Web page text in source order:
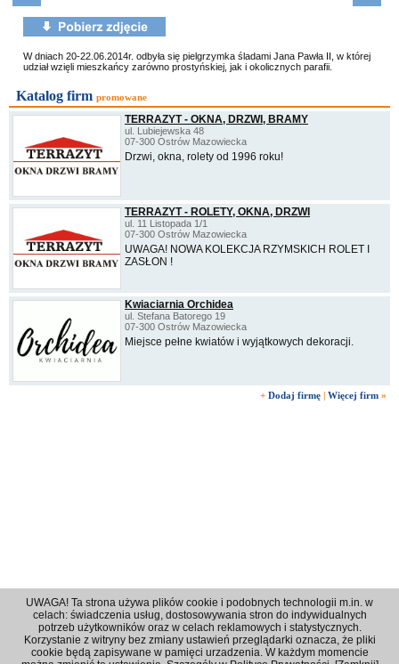
W dniach 20-22.06.2014r. odbyła się pielgrzymka śladami Jana Pawła II, w której
udział wzięli mieszkańcy zarówno prostyńskiej, jak i okolicznych parafii.
Katalog firm promowane
TERRAZYT - OKNA, DRZWI, BRAMY
ul. Lubiejewska 48
07-300 Ostrów Mazowiecka
Drzwi, okna, rolety od 1996 roku!
TERRAZYT - ROLETY, OKNA, DRZWI
ul. 11 Listopada 1/1
07-300 Ostrów Mazowiecka
UWAGA! NOWA KOLEKCJA RZYMSKICH ROLET I
ZASŁON !
Kwiaciarnia Orchidea
ul. Stefana Batorego 19
07-300 Ostrów Mazowiecka
Miejsce pełne kwiatów i wyjątkowych dekoracji.
+ Dodaj firmę | Więcej firm »
Regulamin|Polityka prywatności|Reklama|Kontakt
UWAGA! Ta strona używa plików cookie i podobnych technologii m.in. w
celach: świadczenia usług, dostosowywania stron do indywidualnych
potrzeb użytkowników oraz w celach reklamowych i statystycznych.
Korzystanie z witryny bez zmiany ustawień przeglądarki oznacza, że pliki
cookie będą zapisywane w pamięci urzadzenia. W każdym momencie